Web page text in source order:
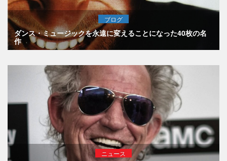
ブログ
ダンス・ミュージックを永遠に変えることになった40枚の名
作
ニュース